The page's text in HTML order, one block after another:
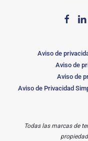
Aviso de
Aviso de
Aviso de
Aviso de Privacidad
Todas las marcas de